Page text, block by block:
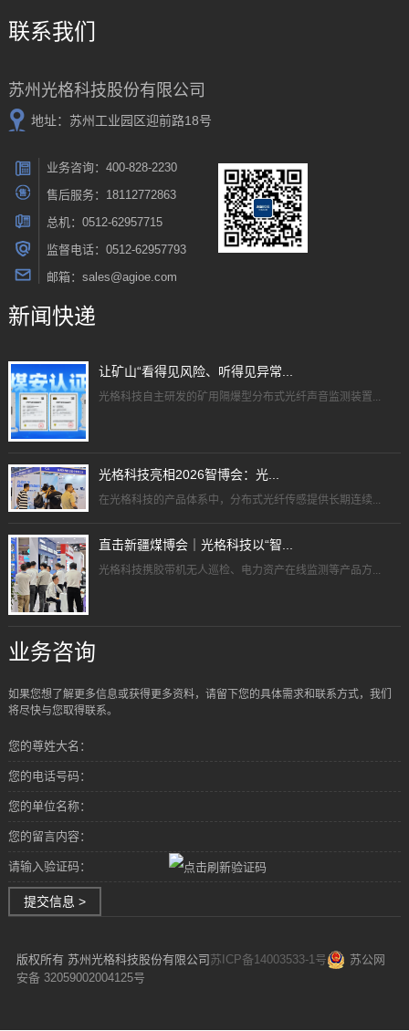
联系我们
苏州光格科技股份有限公司
地址：苏州工业园区迎前路18号
业务咨询：400-828-2230
售后服务：18112772863
总机：0512-62957715
监督电话：0512-62957793
邮箱：sales@agioe.com
新闻快递
让矿山“看得见风险、听得见异常...
光格科技自主研发的矿用隔爆型分布式光纤声音监测装置...
光格科技亮相2026智博会：光...
在光格科技的产品体系中，分布式光纤传感提供长期连续...
直击新疆煤博会｜光格科技以“智...
光格科技携胶带机无人巡检、电力资产在线监测等产品方...
业务咨询
如果您想了解更多信息或获得更多资料，请留下您的具体需求和联系方式，我们
将尽快与您取得联系。
您的尊姓大名：
您的电话号码：
您的单位名称：
您的留言内容：
请输入验证码：
提交信息 >
版权所有 苏州光格科技股份有限公司苏ICP备14003533-1号
苏公网
安备 32059002004125号